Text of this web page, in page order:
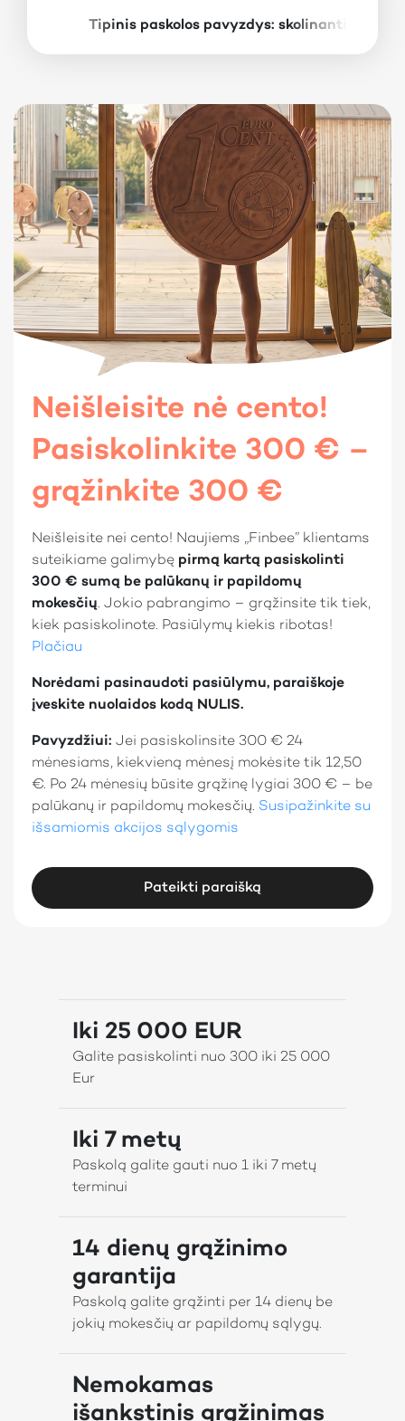
Paskolos suma:
Paskolos terminas:
Fiksuotoji metinė palūkanų norma: 10%
Vienkartinis sutarties sudarymo
mokestis:
4%
Mėnesinis administravimo mokestis: 0.37%
BVKKMN (Bendroji vartojimo kredito
kainos metinė norma):
17.76%
Eilinės mėnesio įmokos suma:
Jums pervedama paskolos suma:
Visa grąžinama paskolos suma:
Vienkartinis kredito vertinimo
mokestis:
Pildyti paraišką
Konkretų paskolos pasiūlymą kiekvienam klientui
pateikiame individualiai, įvertinę jo galimybes
skirtis nuo tų, kurias matote šiame pavyzdyje.
Maksimali BVKKMN – 63.97%.
Tipinis paskolos pavyzdys: skolinantis 1000
Neišleisite nė cento!
Pasiskolinkite 300 € –
grąžinkite 300 €
Neišleisite nei cento! Naujiems „Finbee” klientams
suteikiame galimybę pirmą kartą pasiskolinti
300 € sumą be palūkanų ir papildomų
mokesčių. Jokio pabrangimo – grąžinsite tik tiek,
kiek pasiskolinote. Pasiūlymų kiekis ribotas!
Plačiau
Norėdami pasinaudoti pasiūlymu, paraiškoje
įveskite nuolaidos kodą NULIS.
Pavyzdžiui: Jei pasiskolinsite 300 € 24
mėnesiams, kiekvieną mėnesį mokėsite tik 12,50
€. Po 24 mėnesių būsite grąžinę lygiai 300 € – be
palūkanų ir papildomų mokesčių. Susipažinkite su
išsamiomis akcijos sąlygomis
Pateikti paraišką
Iki 25 000 EUR
Galite pasiskolinti nuo 300 iki 25 000
Eur
Iki 7 metų
Paskolą galite gauti nuo 1 iki 7 metų
terminui
14 dienų grąžinimo
garantija
Paskolą galite grąžinti per 14 dienų be
jokių mokesčių ar papildomų sąlygų.
Nemokamas
išankstinis grąžinimas